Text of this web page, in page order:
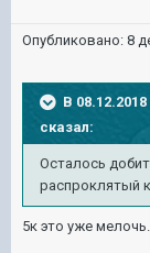
Опубликовано: 8
В
сказал:
Осталось
распроклятый
5к это уже